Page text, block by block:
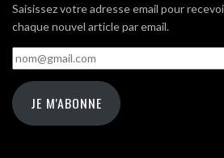
Saisissez votre adresse email pour
chaque nouvel article par email.
nom@gmail.com
JE M'ABONNE